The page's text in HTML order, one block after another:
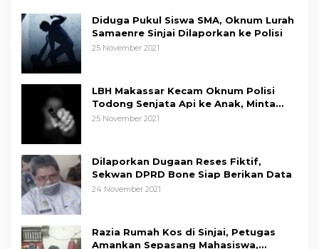
Diduga Pukul Siswa SMA, Oknum Lurah
Samaenre Sinjai Dilaporkan ke Polisi
25 November 2021
LBH Makassar Kecam Oknum Polisi
Todong Senjata Api ke Anak, Minta
Kapolda Sulsel Tindak Tegas
25 November 2021
Dilaporkan Dugaan Reses Fiktif,
Sekwan DPRD Bone Siap Berikan Data
24 November 2021
Razia Rumah Kos di Sinjai, Petugas
Amankan Sepasang Mahasiswa,